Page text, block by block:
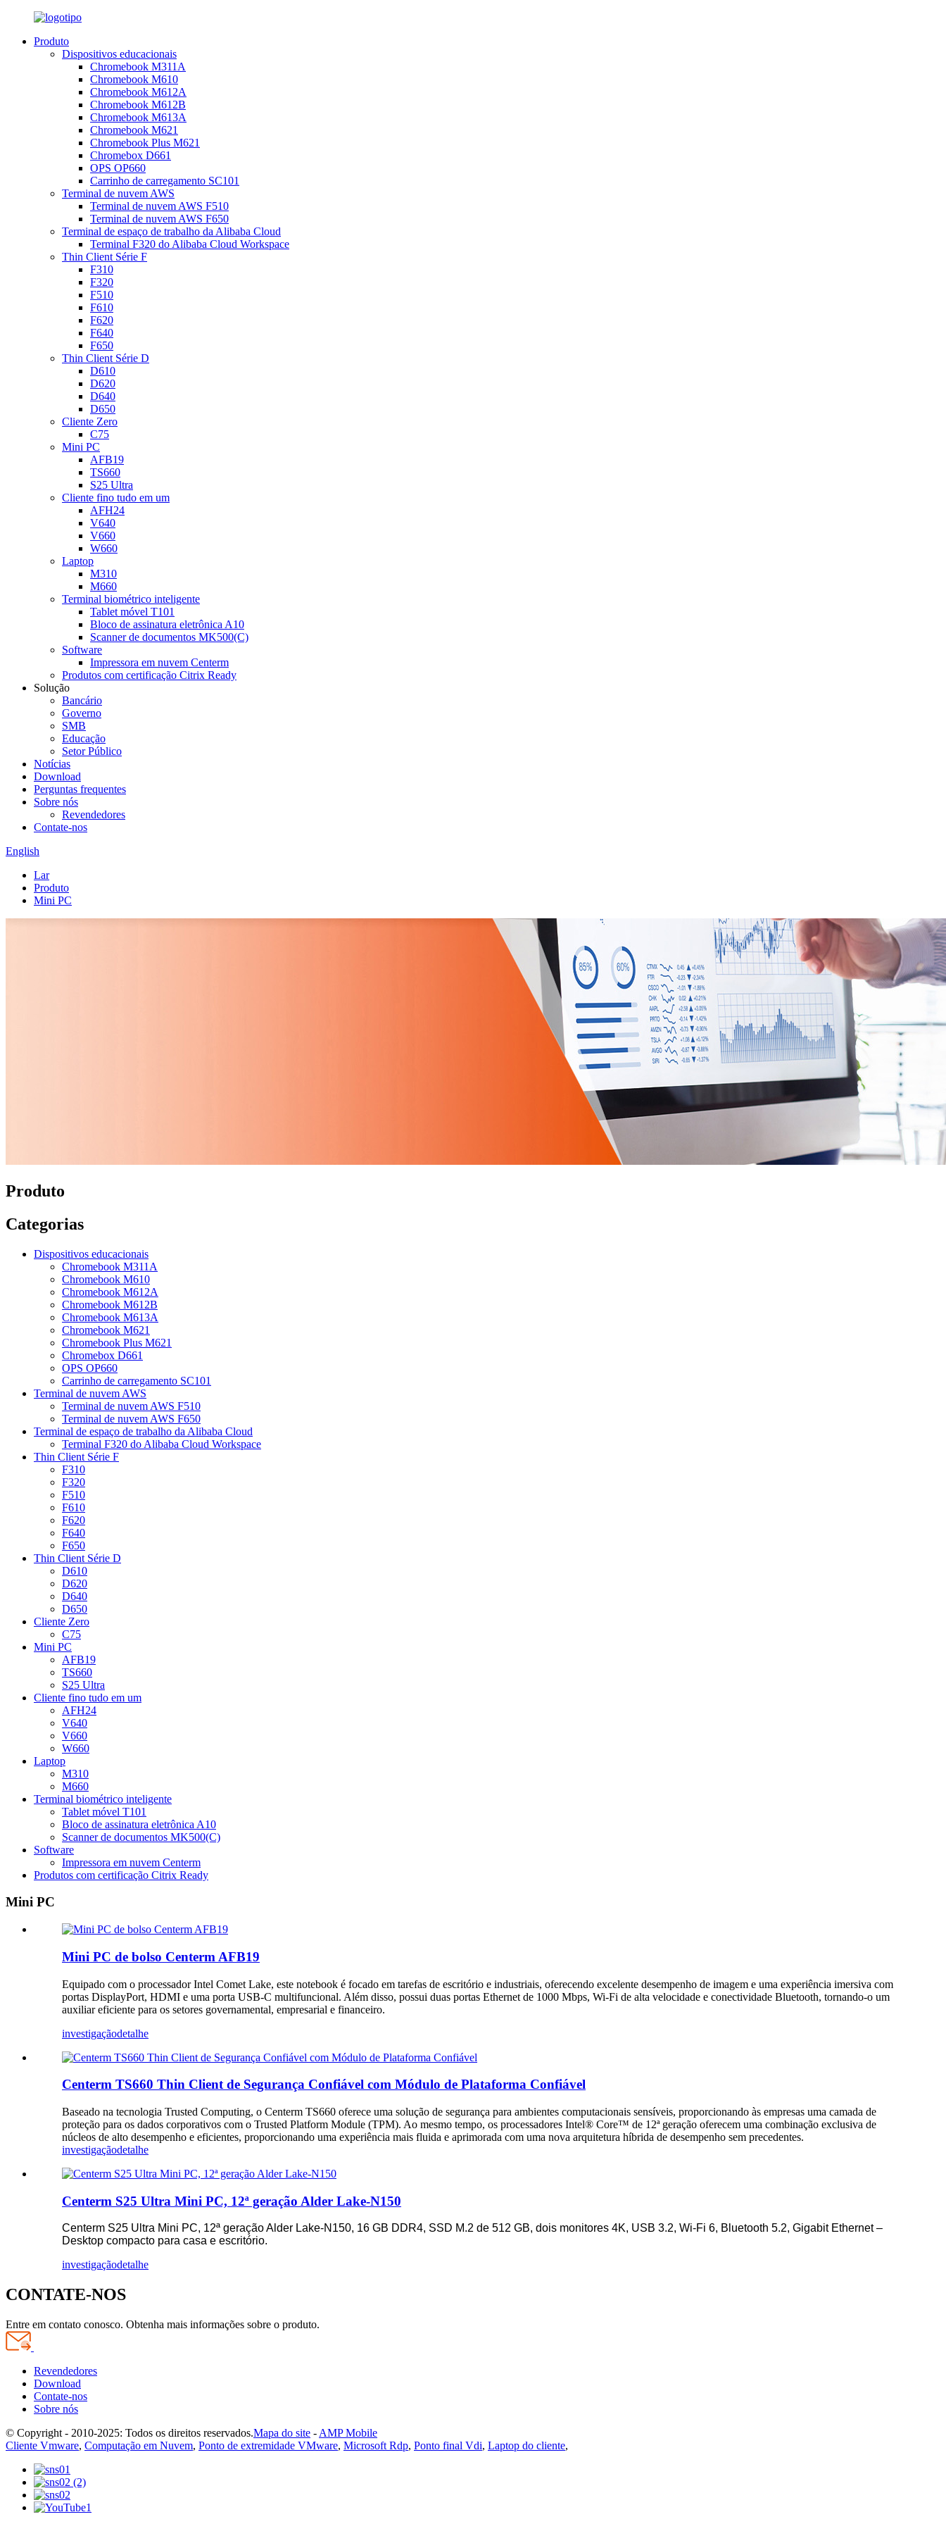
Produto
Dispositivos educacionais
Chromebook M311A
Chromebook M610
Chromebook M612A
Chromebook M612B
Chromebook M613A
Chromebook M621
Chromebook Plus M621
Chromebox D661
OPS OP660
Carrinho de carregamento SC101
Terminal de nuvem AWS
Terminal de nuvem AWS F510
Terminal de nuvem AWS F650
Terminal de espaço de trabalho da Alibaba Cloud
Terminal F320 do Alibaba Cloud Workspace
Thin Client Série F
F310
F320
F510
F610
F620
F640
F650
Thin Client Série D
D610
D620
D640
D650
Cliente Zero
C75
Mini PC
AFB19
TS660
S25 Ultra
Cliente fino tudo em um
AFH24
V640
V660
W660
Laptop
M310
M660
Terminal biométrico inteligente
Tablet móvel T101
Bloco de assinatura eletrônica A10
Scanner de documentos MK500(C)
Software
Impressora em nuvem Centerm
Produtos com certificação Citrix Ready
Solução
Bancário
Governo
SMB
Educação
Setor Público
Notícias
Download
Perguntas frequentes
Sobre nós
Revendedores
Contate-nos
English
Lar
Produto
Mini PC
Produto
Categorias
Dispositivos educacionais
Chromebook M311A
Chromebook M610
Chromebook M612A
Chromebook M612B
Chromebook M613A
Chromebook M621
Chromebook Plus M621
Chromebox D661
OPS OP660
Carrinho de carregamento SC101
Terminal de nuvem AWS
Terminal de nuvem AWS F510
Terminal de nuvem AWS F650
Terminal de espaço de trabalho da Alibaba Cloud
Terminal F320 do Alibaba Cloud Workspace
Thin Client Série F
F310
F320
F510
F610
F620
F640
F650
Thin Client Série D
D610
D620
D640
D650
Cliente Zero
C75
Mini PC
AFB19
TS660
S25 Ultra
Cliente fino tudo em um
AFH24
V640
V660
W660
Laptop
M310
M660
Terminal biométrico inteligente
Tablet móvel T101
Bloco de assinatura eletrônica A10
Scanner de documentos MK500(C)
Software
Impressora em nuvem Centerm
Produtos com certificação Citrix Ready
Mini PC
Mini PC de bolso Centerm AFB19
Equipado com o processador Intel Comet Lake, este notebook é focado em tarefas de escritório e industriais, oferecendo excelente desempenho de imagem e uma experiência imersiva com
portas DisplayPort, HDMI e uma porta USB-C multifuncional. Além disso, possui duas portas Ethernet de 1000 Mbps, Wi-Fi de alta velocidade e conectividade Bluetooth, tornando-o um
auxiliar eficiente para os setores governamental, empresarial e financeiro.
investigaçãodetalhe
Centerm TS660 Thin Client de Segurança Confiável com Módulo de Plataforma Confiável
Baseado na tecnologia Trusted Computing, o Centerm TS660 oferece uma solução de segurança para ambientes computacionais sensíveis, proporcionando às empresas uma camada de
proteção para os dados corporativos com o Trusted Platform Module (TPM). Ao mesmo tempo, os processadores Intel® Core™ de 12ª geração oferecem uma combinação exclusiva de
núcleos de alto desempenho e eficientes, proporcionando uma experiência mais fluida e aprimorada com uma nova arquitetura híbrida de desempenho sem precedentes.
investigaçãodetalhe
Centerm S25 Ultra Mini PC, 12ª geração Alder Lake-N150
Centerm S25 Ultra Mini PC, 12ª geração Alder Lake-N150, 16 GB DDR4, SSD M.2 de 512 GB, dois monitores 4K, USB 3.2, Wi-Fi 6, Bluetooth 5.2, Gigabit Ethernet –
Desktop compacto para casa e escritório.
investigaçãodetalhe
CONTATE-NOS
Entre em contato conosco. Obtenha mais informações sobre o produto.
Revendedores
Download
Contate-nos
Sobre nós
© Copyright - 2010-2025: Todos os direitos reservados.Mapa do site - AMP Mobile
Cliente Vmware, Computação em Nuvem, Ponto de extremidade VMware, Microsoft Rdp, Ponto final Vdi, Laptop do cliente,